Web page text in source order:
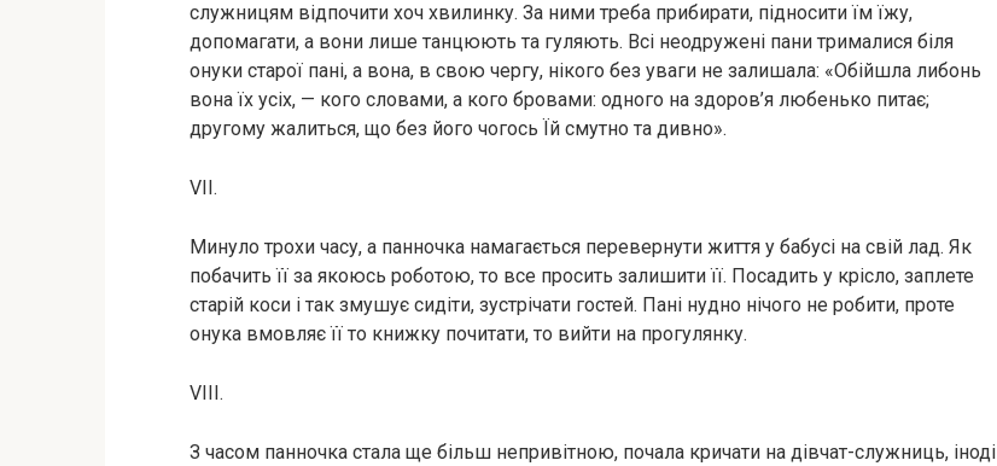
служницям відпочити хоч хвилинку. За ними треба прибирати, підносити їм їжу,
допомагати, а вони лише танцюють та гуляють. Всі неодружені пани трималися біля
онуки старої пані, а вона, в свою чергу, нікого без уваги не залишала: «Обійшла либонь
вона їх усіх, — кого словами, а кого бровами: одного на здоров’я любенько питає;
другому жалиться, що без його чогось Їй смутно та дивно».
VII.
Минуло трохи часу, а панночка намагається перевернути життя у бабусі на свій лад. Як
побачить її за якоюсь роботою, то все просить залишити її. Посадить у крісло, заплете
старій коси і так змушує сидіти, зустрічати гостей. Пані нудно нічого не робити, проте
онука вмовляє її то книжку почитати, то вийти на прогулянку.
VIII.
З часом панночка стала ще більш непривітною, почала кричати на дівчат-служниць, іноді